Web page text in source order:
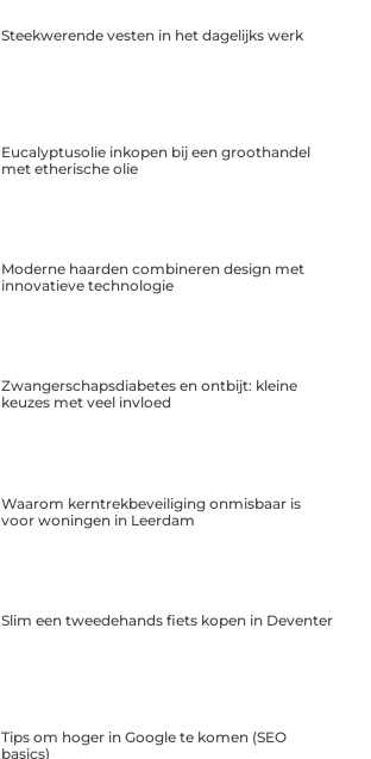
Steekwerende vesten in het dagelijks werk
Eucalyptusolie inkopen bij een groothandel
met etherische olie
Moderne haarden combineren design met
innovatieve technologie
Zwangerschapsdiabetes en ontbijt: kleine
keuzes met veel invloed
Waarom kerntrekbeveiliging onmisbaar is
voor woningen in Leerdam
Slim een tweedehands fiets kopen in Deventer
Tips om hoger in Google te komen (SEO
basics)